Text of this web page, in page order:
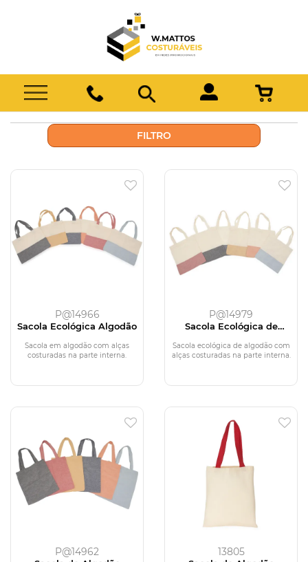
FILTRO
P@14966
Sacola Ecológica Algodão
Sacola em algodão com alças
costuradas na parte interna.
P@14979
Sacola Ecológica de
Sacola ecológica de algodão com
alças costuradas na parte interna.
P@14962 13805